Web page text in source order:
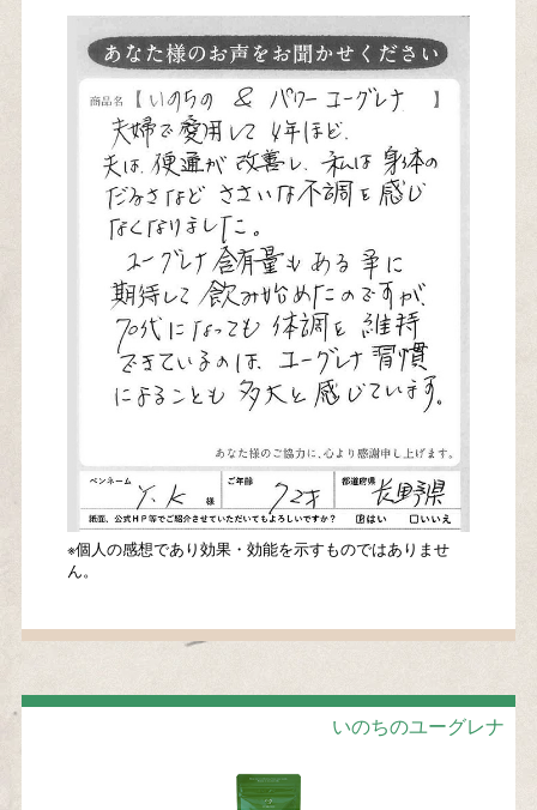
※個人の感想であり効果・効能を示すものではありませ
ん。
いのちのユーグレナ